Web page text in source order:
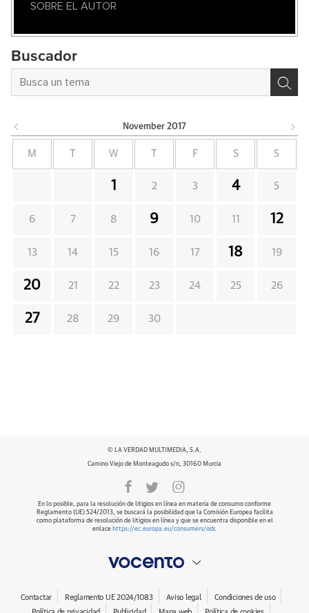
SOBRE EL AUTOR
Buscador
November 2017
M W F S S
1 2 3 4 5
6 7 8 9 10 11 12
13 14 15 16 17 18 19
20 21 22 23 24 25 26
27 28 29 30
© LA VERDAD MULTIMEDIA, S.A.
Camino Viejo de Monteagudo s/n, 30160 Murcia
En lo posible, para la resolución de litigios en línea en materia de consumo conforme
Reglamento (UE) 524/2013, se buscará la posibilidad que la Comisión Europea facilita
como plataforma de resolución de litigios en línea y que se encuentra disponible en el
enlace https://ec.europa.eu/consumers/odr.
Contactar Reglamento UE 2024/1083 Aviso legal
Condiciones de uso